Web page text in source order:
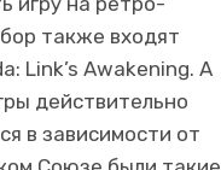
также входят
Link’s Awakening. А
действительно
в зависимости от